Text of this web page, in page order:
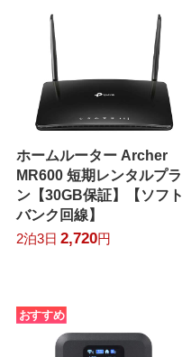
ホームルーター Archer
MR600 短期レンタルプラ
ン【30GB保証】【ソフト
バンク回線】
2泊3日 2,720円
おすすめ